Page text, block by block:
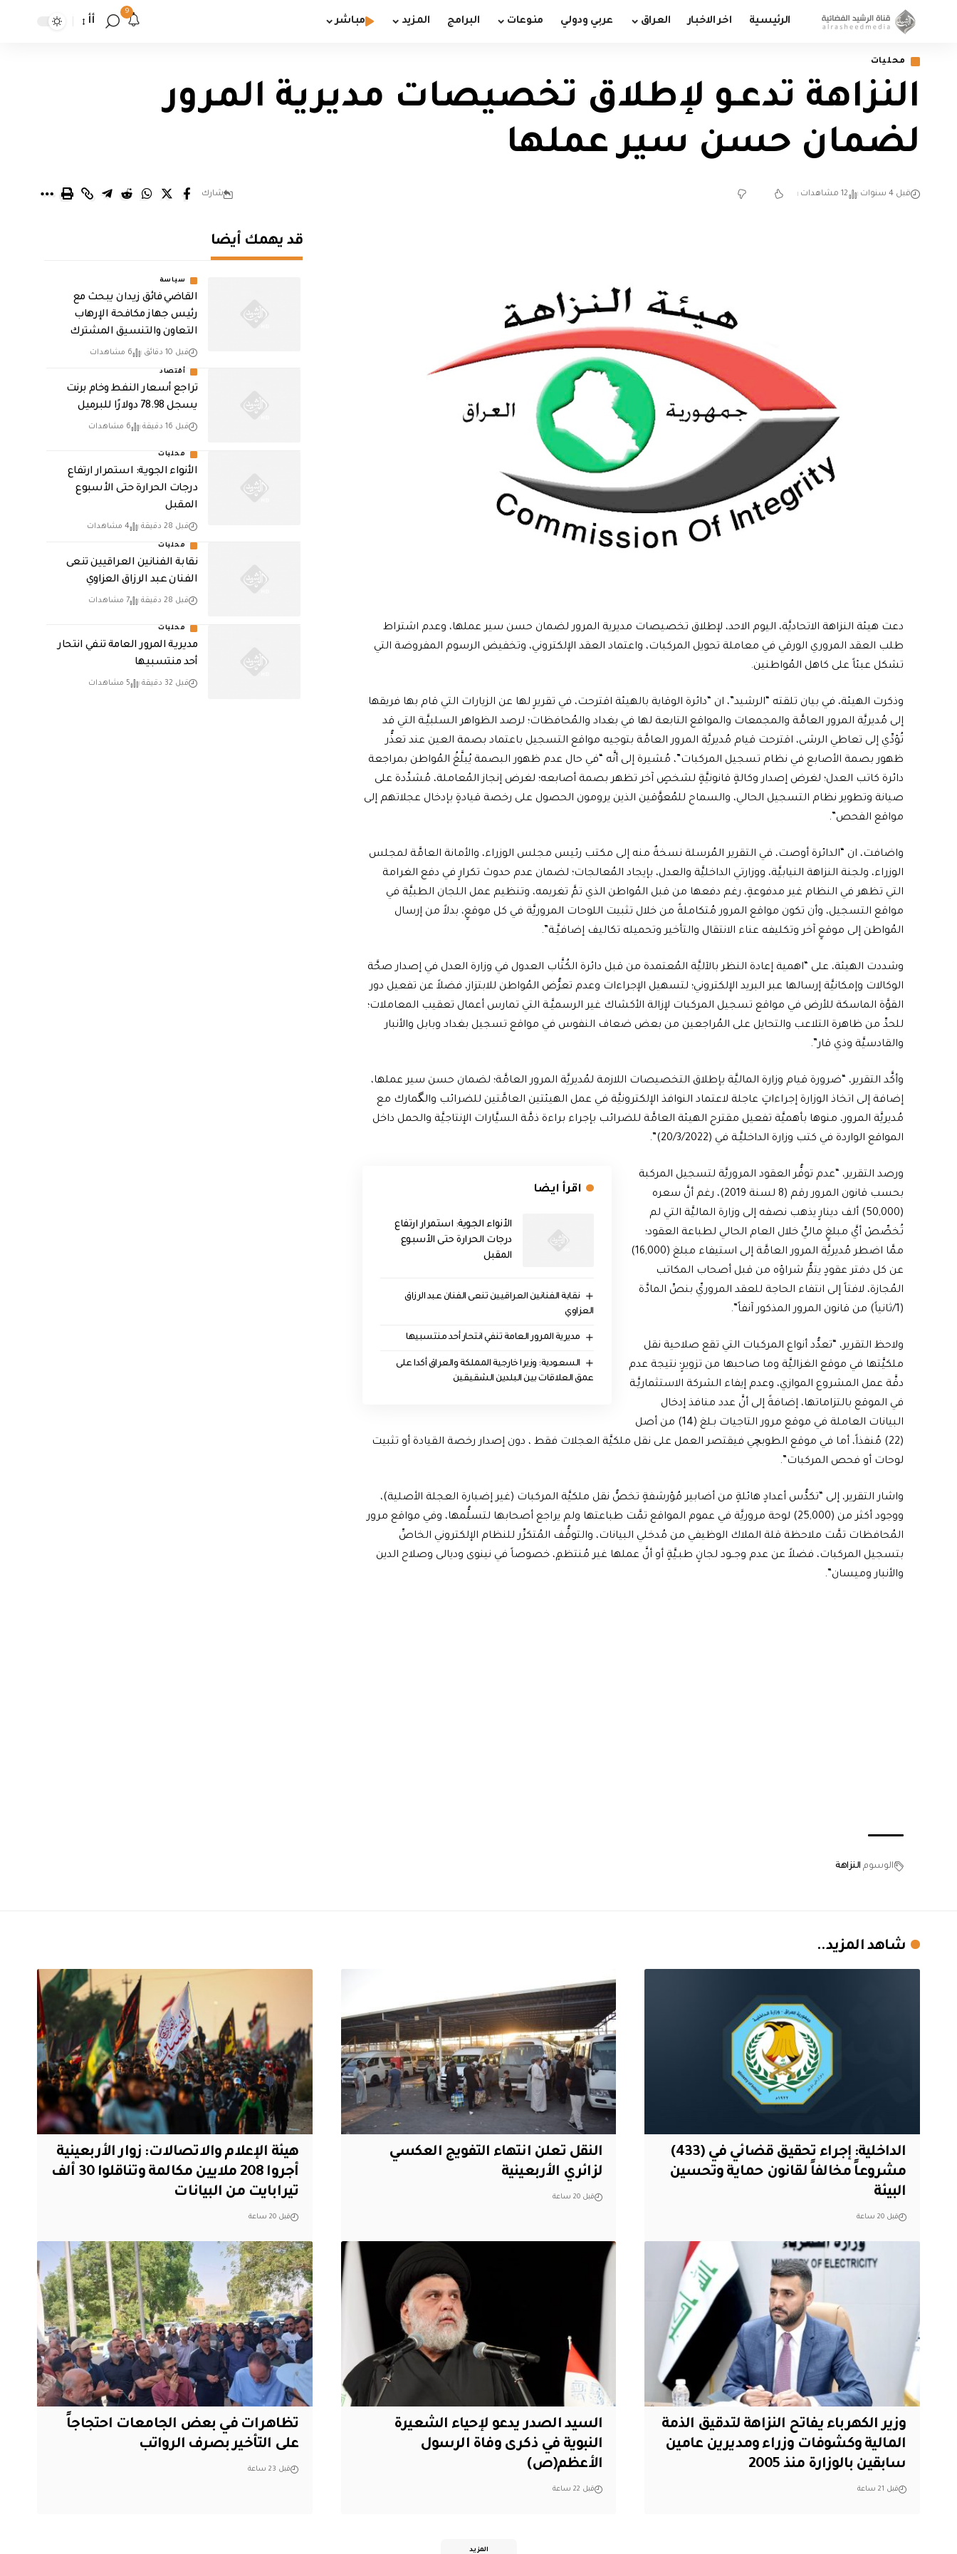
الرئيسية اخر الاخبار العراق عربي ودولي منوعات البرامج المزيد مباشر
9
أأ
محليات
النزاهة تدعـو لإطلاق تخصيصات مديرية المرور
لضمان حسن سير عملها
قبل 4 سنوات 12 مشاهدات شارك
دعت هيئة النزاهة الاتحاديَّة، اليوم الاحد، لإطلاق تخصيصات مديرية المرور لضمان حسن سير عملها، وعدم اشتراط
طلب العقد المروري الورقي في معاملة تحويل المركبات، واعتماد العقد الإلكتروني، وتخفيض الرسوم المفروضة التي
تشكل عبئاً على كاهل المُواطنين.
وذكرت الهيئة، في بيان تلقته “الرشيد”، ان “دائرة الوقاية بالهيئة اقترحت، في تقريرٍ لها عن الزيارات التي قام بها فريقها
إلى مُديريَّة المرور العامَّة والمجمعات والمواقع التابعة لها في بغداد والمُحافظات؛ لرصد الظواهر السلبيَّـة التي قد
تُؤدِّي إلى تعاطي الرشى، اقترحت قيام مُديريَّة المرور العامَّة بتوجيه مواقع التسجيل باعتماد بصمة العين عند تعذُّر
ظهور بصمة الأصابع في نظام تسجيل المركبات”، مُشيرة إلى أنَّه “في حال عدم ظهور البصمة يُبلَّغُ المُواطن بمراجعة
دائرة كاتب العدل؛ لغرض إصدار وكالةٍ قانونيَّةٍ لشخصٍ آخر تظهر بصمة أصابعه؛ لغرض إنجاز المُعاملة، مُشدِّدة على
صيانة وتطوير نظام التسجيل الحالي، والسماح للمُعوَّقين الذين يرومون الحصول على رخصة قيادةٍ بإدخال عجلاتهم إلى
مواقع الفحص”.
واضافت، ان “الدائرة أوصت، في التقرير المُرسلة نسخةٌ منه إلى مكتب رئيس مجلس الوزراء، والأمانة العامَّة لمجلس
الوزراء، ولجنة النزاهة النيابيَّة، ووزارتي الداخليَّة والعدل، بإيجاد المُعالجات؛ لضمان عدم حدوث تكرارٍ في دفع الغرامة
التي تظهر في النظام غير مدفوعةٍ، رغم دفعها من قبل المُواطن الذي تمَّ تغريمه، وتنظيم عمل اللجان الطبيَّة في
مواقع التسجيل، وأن تكون مواقع المرور مُتكاملةً من خلال تثبيت اللوحات المروريَّة في كل موقعٍ، بدلاً من إرسال
المُواطن إلى موقعٍ آخر وتكليفه عناء الانتقال والتأخير وتحميله تكاليف إضافيَّـة”.
وشددت الهيئة، على “اهمية إعادة النظر بالآليَّة المُعتمدة من قبل دائرة الكُتَّاب العدول في وزارة العدل في إصدار صحَّة
الوكالات وإمكانيَّة إرسالها عبر البريد الإلكتروني؛ لتسهيل الإجراءات وعدم تعرُّض المُواطن للابتزاز، فضلاً عن تفعيل دور
القوَّة الماسكة للأرض في مواقع تسجيل المركبات لإزالة الأكشاك غير الرسميَّـة التي تمارس أعمال تعقيب المعاملات؛
للحدِّ من ظاهرة التلاعب والتحايل على المُراجعين من بعض ضعاف النفوس في مواقع تسجيل بغداد وبابل والأنبار
والقادسيَّة وذي قار”.
وأكَّد التقرير، “ضرورة قيام وزارة الماليَّة بإطلاق التخصيصات اللازمة لمُديريَّة المرور العامَّة؛ لضمان حسن سير عملها،
إضافة إلى اتخاذ الوزارة إجراءاتٍ عاجلة لاعتماد النوافذ الإلكترونيَّة في عمل الهيئتين العامَّتين للضرائب والگمارك مع
مُديريَّة المرور، منوها بأهميَّة تفعيل مقترح الهيئة العامَّة للضرائب بإجراء براءة ذمَّة السيَّارات الإنتاجيَّة والحمل داخل
المواقع الواردة في كتب وزارة الداخليَّـة في (20/3/2022)”.
اقرأ ايضا
الأنواء الجوية: استمرار ارتفاع
درجات الحرارة حتى الأسبوع
المقبل
نقابة الفنانين العراقيين تنعى الفنان عبد الرزاق
العزاوي
مديرية المرور العامة تنفي انتحار أحد منتسبيها
السعودية: وزيرا خارجية المملكة والعراق أكدا على
عمق العلاقات بين البلدين الشقيقين
ورصد التقرير، “عدم توفُّر العقود المروريَّة لتسجيل المركبة
بحسب قانون المرور رقم (8 لسنة 2019)، رغم أنَّ سعره
(50,000) ألف دينارٍ يذهب نصفه إلى وزارة الماليَّة التي لم
تُخصِّصْ أيَّ مبلغٍ ماليٍّ خلال العام الحالي لطباعة العقود؛
ممَّا اضطر مُديريَّة المرور العامَّة إلى استيفاء مبلغ (16,000)
عن كل دفتر عقودٍ يتمُّ شراؤه من قبل أصحاب المكاتب
المُجازة، لافتاً إلى انتفاء الحاجة للعقد المروريِّ بنصِّ المادَّة
(1/ثانياً) من قانون المرور المذكور آنفاً”.
ولاحظ التقرير، “تعدُّد أنواع المركبات التي تقع صلاحية نقل
ملكيَّتها في موقع الغزاليَّة وما صاحبها من تزويرٍ؛ نتيجة عدم
دقَّة عمل المشروع الموازي، وعدم إيفاء الشركة الاستثماريَّـة
في الموقع بالتزاماتها، إضافةً إلى أنَّ عدد منافذ إدخال
البيانات العاملة في موقع مرور التاجيات بـلغ (14) من أصل
(22) مُنفذاً، أما في موقع الطوبچي فيقتصر العمل على نقل ملكيَّة العجلات فقط ، دون إصدار رخصة القيادة أو تثبيت
لوحات أو فحص المركبات”.
واشار التقرير، إلى “تكدُّس أعدادٍ هائلةٍ من أضابير مُؤرشفةٍ تخصُّ نقل ملكيَّة المركبات (غير إضبارة العجلة الأصلية)،
ووجود أكثر من (25,000) لوحة مروريَّة في عموم المواقع تمَّت طباعتها ولم يراجع أصحابها لتسلُّمها، وفي مواقع مرور
المُحافظات تمَّت ملاحظة قلة الملاك الوظيفي من مُدخلي البيانات، والتوقُّف المُتكرِّر للنظام الإلكتروني الخاصِّ
بتسجيل المركبات، فضلاً عن عدم وجــود لجانٍ طبـيَّةٍ أو أنَّ عملها غير مُنتظمٍ، خصوصاً في نينوى وديالى وصلاح الدين
والأنبار وميسان”.
الوسوم النزاهة
قد يهمك أيضا
سياسة
القاضي فائق زيدان يبحث مع
رئيس جهاز مكافحة الإرهاب
التعاون والتنسيق المشترك
قبل 10 دقائق 6 مشاهدات
أقتصاد
تراجع أسعار النفط وخام برنت
يسجل 78.98 دولارًا للبرميل
قبل 16 دقيقة 6 مشاهدات
محليات
الأنواء الجوية: استمرار ارتفاع
درجات الحرارة حتى الأسبوع
المقبل
قبل 28 دقيقة 4 مشاهدات
محليات
نقابة الفنانين العراقيين تنعى
الفنان عبد الرزاق العزاوي
قبل 28 دقيقة 7 مشاهدات
محليات
مديرية المرور العامة تنفي انتحار
أحد منتسبيها
قبل 32 دقيقة 5 مشاهدات
شاهد المزيد..
الداخلية: إجراء تحقيق قضائي في (433)
مشروعاً مخالفاً لقانون حماية وتحسين
البيئة
قبل 20 ساعة
النقل تعلن انتهاء التفويج العكسي
لزائري الأربعينية
قبل 20 ساعة
هيئة الإعلام والاتصالات: زوار الأربعينية
أجروا 208 ملايين مكالمة وتناقلوا 30 ألف
تيرابايت من البيانات
قبل 20 ساعة
وزير الكهرباء يفاتح النزاهة لتدقيق الذمة
المالية وكشوفات وزراء ومديرين عامين
سابقين بالوزارة منذ 2005
قبل 21 ساعة
السيد الصدر يدعو لإحياء الشعيرة
النبوية في ذكرى وفاة الرسول
الأعظم(ص)
قبل 22 ساعة
تظاهرات في بعض الجامعات احتجاجاً
على التأخير بصرف الرواتب
قبل 23 ساعة
المزيد